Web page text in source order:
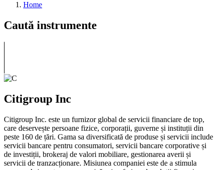
Home
Caută instrumente
Citigroup Inc
Citigroup Inc. este un furnizor global de servicii financiare de top,
care deservește persoane fizice, corporații, guverne și instituții din
peste 160 de țări. Gama sa diversificată de produse și servicii include
servicii bancare pentru consumatori, servicii bancare corporative și
de investiții, brokeraj de valori mobiliare, gestionarea averii și
servicii de tranzacționare. Misiunea companiei este de a stimula